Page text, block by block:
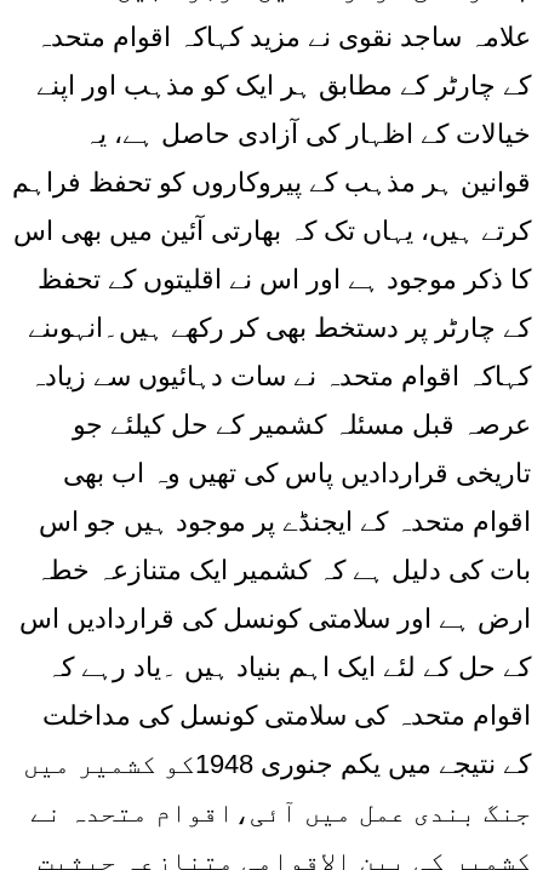
علامہ ساجد نقوی نے مزید کہاکہ اقوام متحدہ
کے چارٹر کے مطابق ہر ایک کو مذہب اور اپنے
خیالات کے اظہار کی آزادی حاصل ہے، یہ
قوانین ہر مذہب کے پیروکاروں کو تحفظ فراہم
کرتے ہیں، یہاں تک کہ بھارتی آئین میں بھی اس
کا ذکر موجود ہے اور اس نے اقلیتوں کے تحفظ
کے چارٹر پر دستخط بھی کر رکھے ہیں۔انہوںنے
کہاکہ اقوام متحدہ نے سات دہائیوں سے زیادہ
عرصہ قبل مسئلہ کشمیر کے حل کیلئے جو
تاریخی قراردادیں پاس کی تھیں وہ اب بھی
اقوام متحدہ کے ایجنڈے پر موجود ہیں جو اس
بات کی دلیل ہے کہ کشمیر ایک متنازعہ خطہ
ارض ہے اور سلامتی کونسل کی قراردادیں اس
کے حل کے لئے ایک اہم بنیاد ہیں ۔یاد رہے کہ
اقوام متحدہ کی سلامتی کونسل کی مداخلت
کے نتیجے میں یکم جنوری 1948کو کشمیر میں
جنگ بندی عمل میں آئی،اقوام متحدہ نے
کشمیر کی بین الاقوامی متنازعہ حیثیت